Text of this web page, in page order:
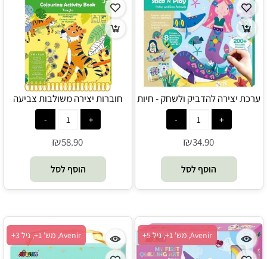
ערכת יצירה להדביק ולשחק - חיות
הים והקוטב - Avenir
₪34.90
הוסף לסל
חוברות יצירה משולבות צביעה
והדבקות - ג'ונגל - Avenir
₪58.90
הוסף לסל
Avenir, מש' 1+, גיל 5+ Avenir, מש' 1+, גיל 3+